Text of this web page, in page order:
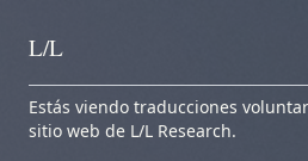
Skip to content
L/L
Estás viendo traducciones
sitio web de L/L Research.